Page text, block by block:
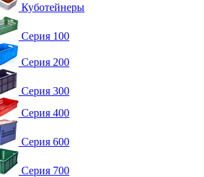
Куботейнеры
Серия 100
Серия 200
Серия 300
Серия 400
Серия 600
Серия 700